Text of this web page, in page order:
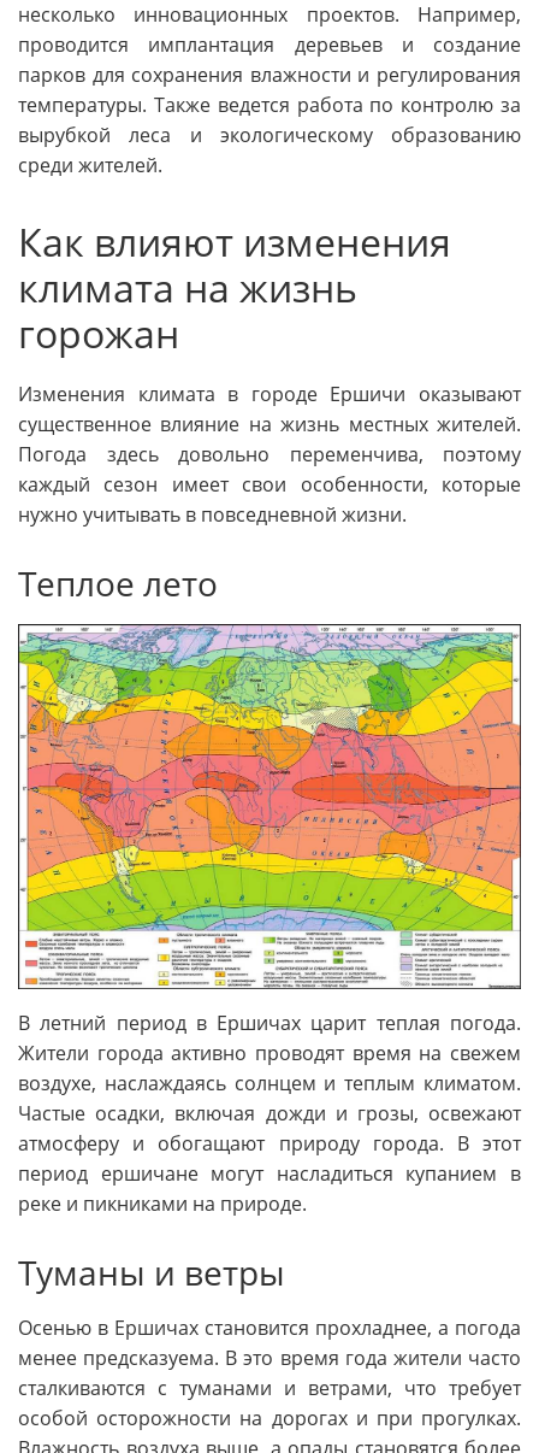
несколько инновационных проектов. Например,
проводится имплантация деревьев и создание
парков для сохранения влажности и регулирования
температуры. Также ведется работа по контролю за
вырубкой леса и экологическому образованию
среди жителей.
Как влияют изменения
климата на жизнь
горожан
Изменения климата в городе Ершичи оказывают
существенное влияние на жизнь местных жителей.
Погода здесь довольно переменчива, поэтому
каждый сезон имеет свои особенности, которые
нужно учитывать в повседневной жизни.
Теплое лето
В летний период в Ершичах царит теплая погода.
Жители города активно проводят время на свежем
воздухе, наслаждаясь солнцем и теплым климатом.
Частые осадки, включая дожди и грозы, освежают
атмосферу и обогащают природу города. В этот
период ершичане могут насладиться купанием в
реке и пикниками на природе.
Туманы и ветры
Осенью в Ершичах становится прохладнее, а погода
менее предсказуема. В это время года жители часто
сталкиваются с туманами и ветрами, что требует
особой осторожности на дорогах и при прогулках.